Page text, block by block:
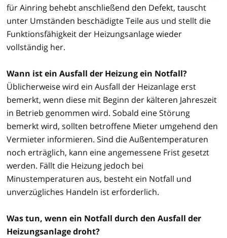
für Ainring behebt anschließend den Defekt, tauscht
unter Umständen beschädigte Teile aus und stellt die
Funktionsfähigkeit der Heizungsanlage wieder
vollständig her.
Wann ist ein Ausfall der Heizung ein Notfall?
Üblicherweise wird ein Ausfall der Heizanlage erst
bemerkt, wenn diese mit Beginn der kälteren Jahreszeit
in Betrieb genommen wird. Sobald eine Störung
bemerkt wird, sollten betroffene Mieter umgehend den
Vermieter informieren. Sind die Außentemperaturen
noch erträglich, kann eine angemessene Frist gesetzt
werden. Fällt die Heizung jedoch bei
Minustemperaturen aus, besteht ein Notfall und
unverzügliches Handeln ist erforderlich.
Was tun, wenn ein Notfall durch den Ausfall der
Heizungsanlage droht?